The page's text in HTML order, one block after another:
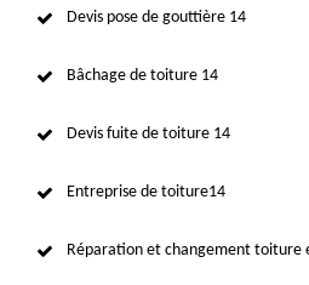
Devis pose de gouttière 14
Bâchage de toiture 14
Devis fuite de toiture 14
Entreprise de toiture14
Réparation et changement toiture